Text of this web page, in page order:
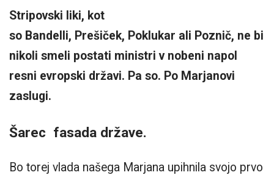
Stripovski liki, kot
so Bandelli, Prešiček, Poklukar ali Poznič, ne bi
nikoli smeli postati ministri v nobeni napol
resni evropski državi. Pa so. Po Marjanovi
zaslugi.
Šarec fasada države.
Bo torej vlada našega Marjana upihnila svojo prvo